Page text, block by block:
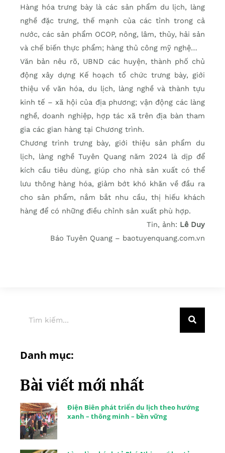
Hàng hóa trưng bày là các sản phẩm du lịch, làng
nghề đặc trưng, thế mạnh của các tỉnh trong cả
nước, các sản phẩm OCOP, nông, lâm, thủy, hải sản
và chế biến thực phẩm; hàng thủ công mỹ nghệ…
Văn bản nêu rõ, UBND các huyện, thành phố chủ
động xây dựng Kế hoạch tổ chức trưng bày, giới
thiệu về văn hóa, du lịch, làng nghề và thành tựu
kinh tế – xã hội của địa phương; vận động các làng
nghề, doanh nghiệp, hợp tác xã trên địa bàn tham
gia các gian hàng tại Chương trình.
Chương trình trưng bày, giới thiệu sản phẩm du
lịch, làng nghề Tuyên Quang năm 2024 là dịp để
kích cầu tiêu dùng, giúp cho nhà sản xuất có thể
lưu thông hàng hóa, giảm bớt khó khăn về đầu ra
cho sản phẩm, nắm bắt nhu cầu, thị hiếu khách
hàng để có những điều chỉnh sản xuất phù hợp.
Tin, ảnh: Lê Duy
Báo Tuyên Quang – baotuyenquang.com.vn
Danh mục:
Bài viết mới nhất
Điện Biên phát triển du lịch theo hướng
xanh – thông minh – bền vững